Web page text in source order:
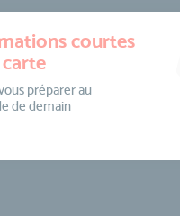
courtes
préparer au
de demain